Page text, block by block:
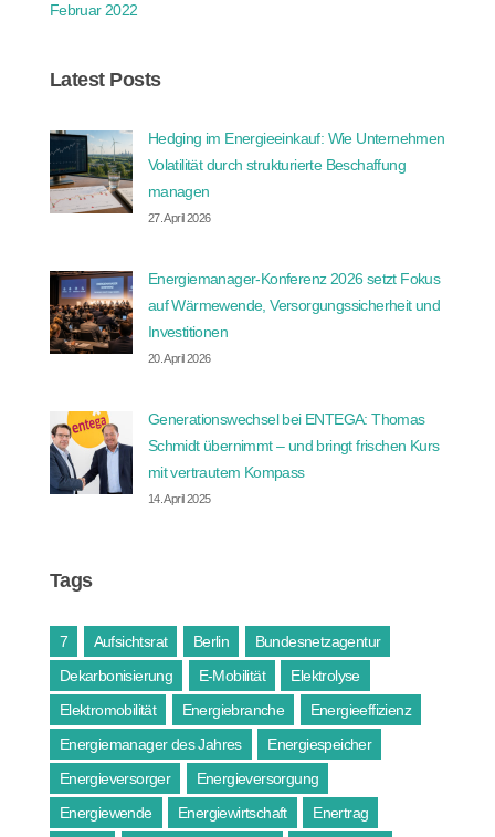
Februar 2022
Latest Posts
Hedging im Energieeinkauf: Wie Unternehmen
Volatilität durch strukturierte Beschaffung
managen
27. April 2026
Energiemanager-Konferenz 2026 setzt Fokus
auf Wärmewende, Versorgungssicherheit und
Investitionen
20. April 2026
Generationswechsel bei ENTEGA: Thomas
Schmidt übernimmt – und bringt frischen Kurs
mit vertrautem Kompass
14. April 2025
Tags
7 Aufsichtsrat Berlin
Bundesnetzagentur
Dekarbonisierung
E-Mobilität
Elektrolyse
Elektromobilität
Energiebranche
Energieeffizienz
Energiemanager des Jahres
Energiespeicher
Energieversorger
Energieversorgung
Energiewende
Energiewirtschaft
Enertrag